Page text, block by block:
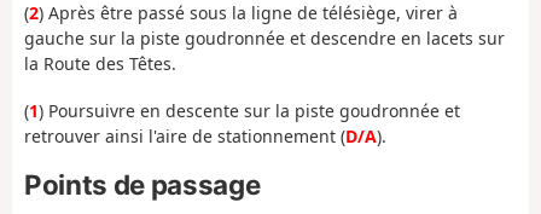
(2) Après être passé sous la ligne de télésiège, virer à
gauche sur la piste goudronnée et descendre en lacets sur
la Route des Têtes.
(1) Poursuivre en descente sur la piste goudronnée et
retrouver ainsi l'aire de stationnement (D/A).
Points de passage